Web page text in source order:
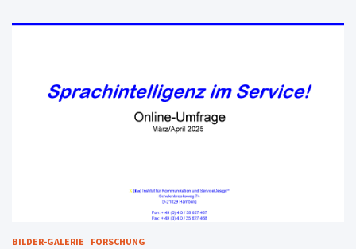
BILDER-GALERIE FORSCHUNG